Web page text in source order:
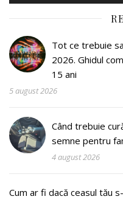
Tot ce trebuie
2026. Ghidul
15 ani
5 august 2026
Când trebuie
semne pentru
4 august 2026
Cum ar fi dacă ceasul tău